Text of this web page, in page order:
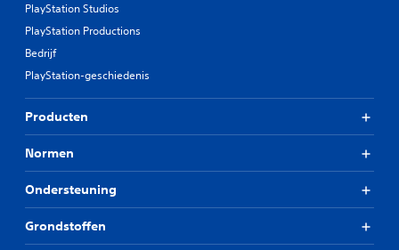
PlayStation Studios
PlayStation Productions
Bedrijf
PlayStation-geschiedenis
Producten
Normen
Ondersteuning
Grondstoffen